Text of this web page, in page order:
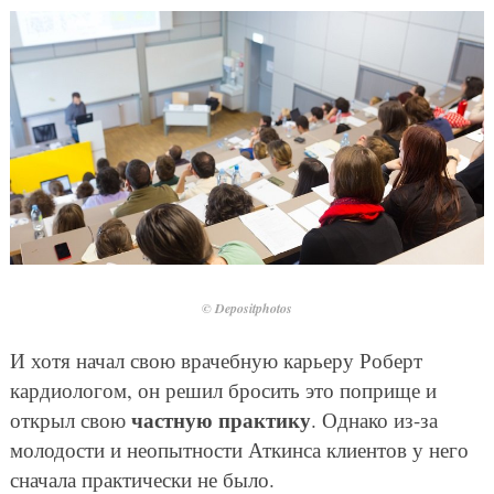
© Depositphotos
И хотя начал свою врачебную карьеру Роберт
кардиологом, он решил бросить это поприще и
открыл свою частную практику. Однако из-за
молодости и неопытности Аткинса клиентов у него
сначала практически не было.